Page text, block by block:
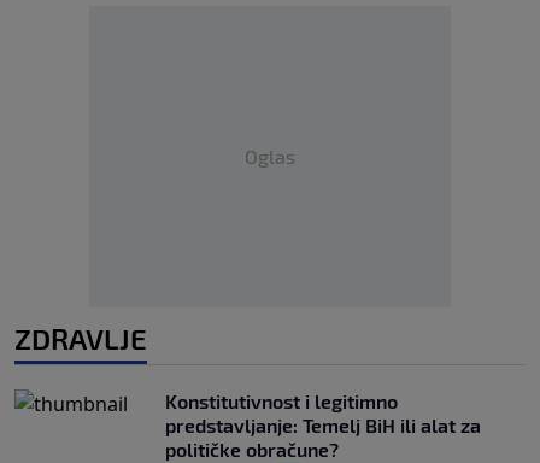
Oglas
ZDRAVLJE
Konstitutivnost i legitimno
predstavljanje: Temelj BiH ili alat za
političke obračune?